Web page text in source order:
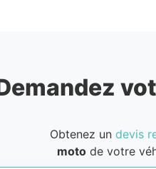
Obtenez un devis
motode votre